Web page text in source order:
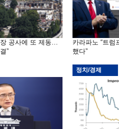
공사에 또 제동…
”
카라파노 “트럼
했다”
정치/경제